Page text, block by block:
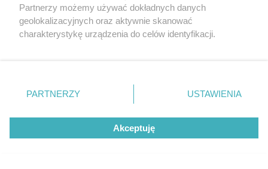
TENIS
Challenger ATP w Kozerkach.
Partnerzy możemy używać dokładnych danych
geolokalizacyjnych oraz aktywnie skanować
charakterystykę urządzenia do celów identyfikacji.
zmienić/wycofać klikając przycisk ustawień prywatności
znajdujący się w lewym dolnym rogu strony
rodzaje przetwarzania danych nie wymagają zgody
użytkownika, ale masz prawo sprzeciwić się takiemu
przetwarzaniu. Preferencje będą miały zastosowanie tylko
PARTNERZY USTAWIENIA
Akceptuję